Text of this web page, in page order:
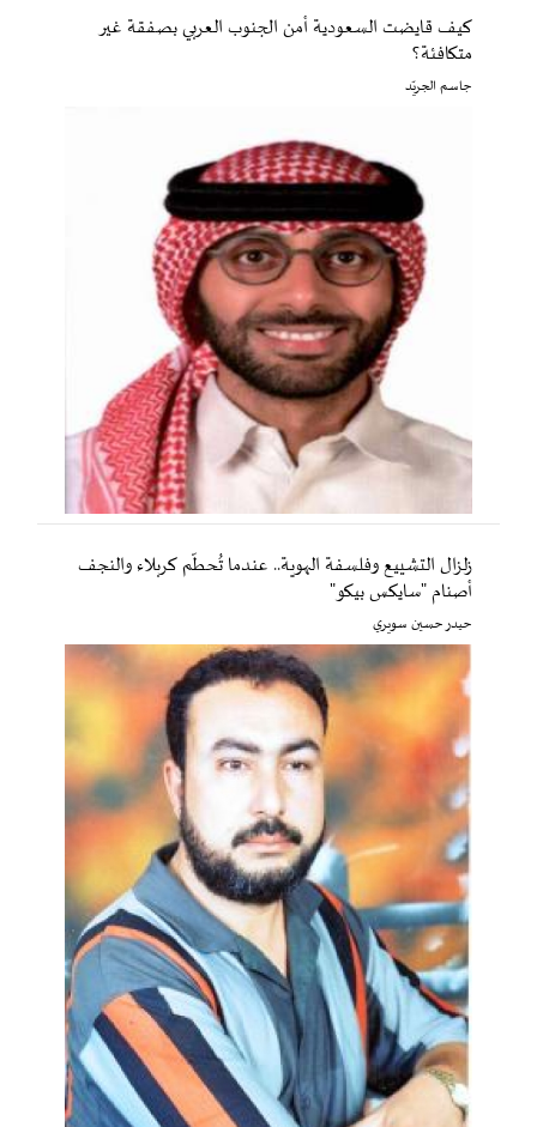
كيف قايضت السعودية أمن الجنوب العربي بصفقة غير
متكافئة؟
جاسم الجريّد
زلزال التشييع وفلسفة الهوية.. عندما تُحطّم كربلاء والنجف
أصنام "سايكس بيكو"
حيدر حسين سويري